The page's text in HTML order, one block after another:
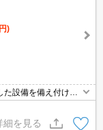
)
設備を備え付けて
できるマンションで
が良いです。徒歩2
す。引越しの初期費
細を見る